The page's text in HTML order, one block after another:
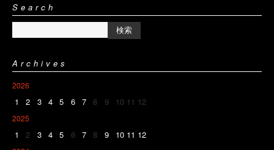
Search
Archives
2026
1 2 3 4 5 6 7 8 9 10 11 12
2025
1 2 3 4 5 6 7 8 9 10 11 12